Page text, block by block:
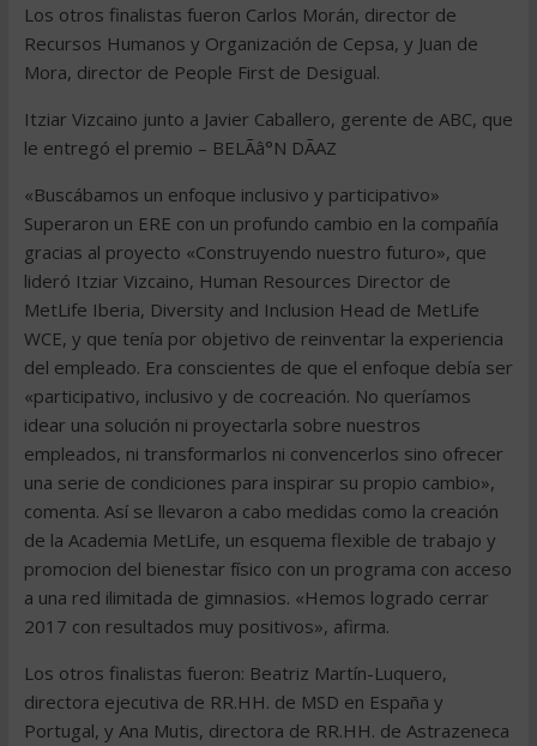
Los otros finalistas fueron Carlos Morán, director de
Recursos Humanos y Organización de Cepsa, y Juan de
Mora, director de People First de Desigual.
Itziar Vizcaino junto a Javier Caballero, gerente de ABC, que
le entregó el premio – BELÃâ°N DÃAZ
«Buscábamos un enfoque inclusivo y participativo»
Superaron un ERE con un profundo cambio en la compañía
gracias al proyecto «Construyendo nuestro futuro», que
lideró Itziar Vizcaino, Human Resources Director de
MetLife Iberia, Diversity and Inclusion Head de MetLife
WCE, y que tenía por objetivo de reinventar la experiencia
del empleado. Era conscientes de que el enfoque debía ser
«participativo, inclusivo y de cocreación. No queríamos
idear una solución ni proyectarla sobre nuestros
empleados, ni transformarlos ni convencerlos sino ofrecer
una serie de condiciones para inspirar su propio cambio»,
comenta. Así se llevaron a cabo medidas como la creación
de la Academia MetLife, un esquema flexible de trabajo y
promocion del bienestar físico con un programa con acceso
a una red ilimitada de gimnasios. «Hemos logrado cerrar
2017 con resultados muy positivos», afirma.
Los otros finalistas fueron: Beatriz Martín-Luquero,
directora ejecutiva de RR.HH. de MSD en España y
Portugal, y Ana Mutis, directora de RR.HH. de Astrazeneca